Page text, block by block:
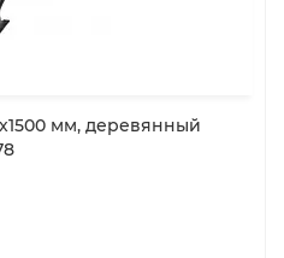
мм, деревянный